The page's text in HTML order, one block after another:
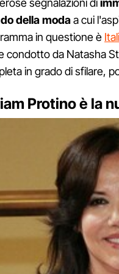
segnalazioni di
della modaa cui
in questione è
condotto da Natasha
in grado di sfilare,
Protino è la